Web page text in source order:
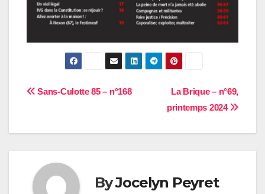
Navigation
La Brique – n°69,
printemps 2024
Sans-Culotte 85 – n°168
ByJocelyn Peyret